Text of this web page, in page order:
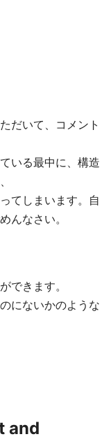
だいて、コメント
いる最中に、構造
てしまいます。自
んなさい。
できます。
にないかのような
and